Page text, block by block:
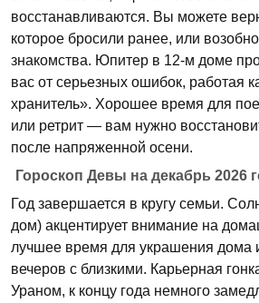
восстанавливаются. Вы можете
которое бросили ранее, или
знакомства. Юпитер в 12-м доме
вас от серьезных ошибок, работая
хранитель». Хорошее время для
или ретрит — вам нужно
после напряженной осени.
Гороскоп Девы на декабрь 2026
Год завершается в кругу семьи.
дом) акцентирует внимание на
лучшее время для украшения дома
вечеров с близкими. Карьерная
Ураном, к концу года немного